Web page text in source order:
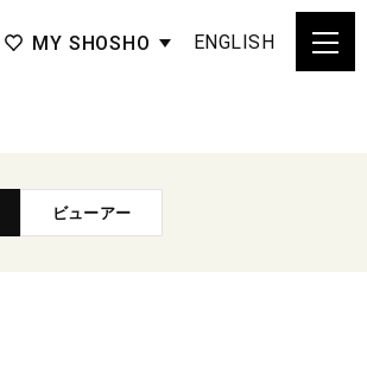
MY SHOSHO ENGLISH
ビューアー